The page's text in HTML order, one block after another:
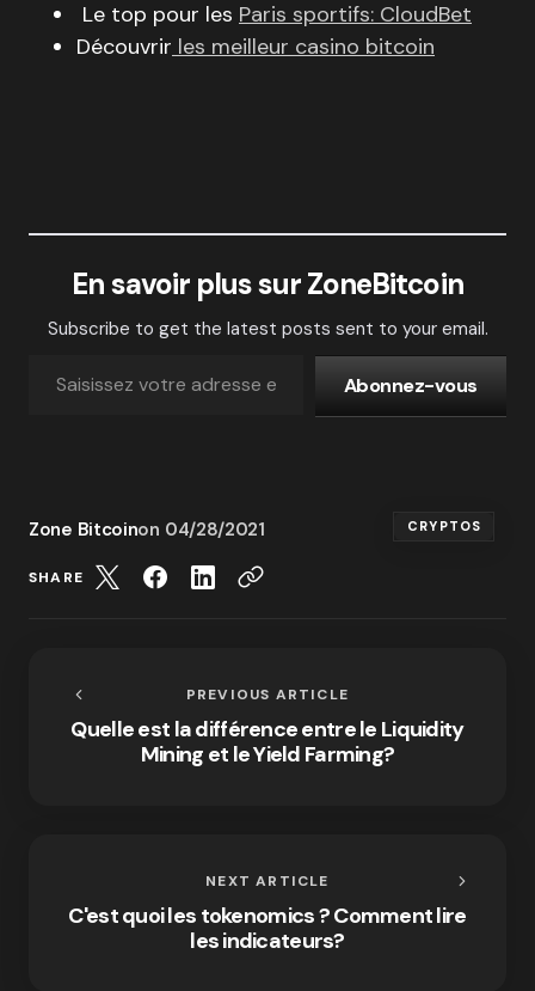
Le top pour les Paris sportifs: CloudBet
Découvrir les meilleur casino bitcoin
En savoir plus sur ZoneBitcoin
Subscribe to get the latest posts sent to your email.
Abonnez-vous
Zone Bitcoinon 04/28/2021 CRYPTOS
SHARE
PREVIOUS ARTICLE
Quelle est la différence entre le Liquidity
Mining et le Yield Farming?
NEXT ARTICLE
C'est quoi les tokenomics ? Comment lire
les indicateurs?